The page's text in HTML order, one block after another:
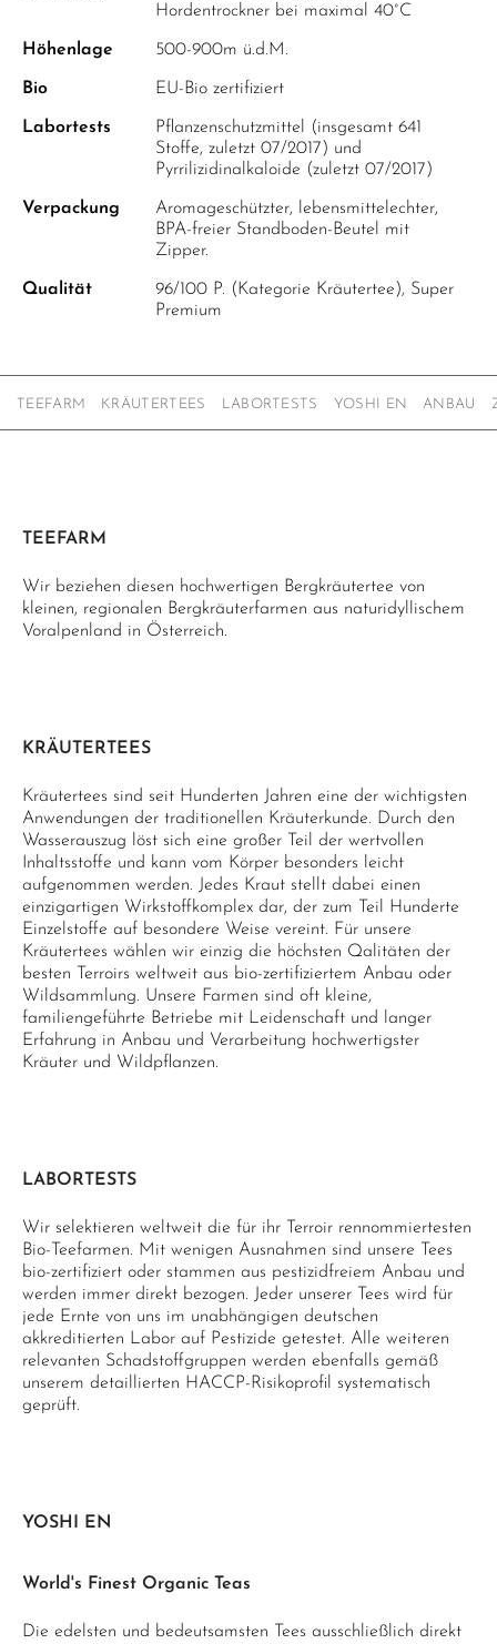
Hordentrockner bei maximal 40°C
Höhenlage 500-900m ü.d.M.
Bio EU-Bio zertifiziert
Labortests
Pflanzenschutzmittel (insgesamt 641
Stoffe, zuletzt 07/2017) und
Pyrrilizidinalkaloide (zuletzt 07/2017)
Verpackung
Aromageschützter, lebensmittelechter,
BPA-freier Standboden-Beutel mit
Zipper.
Qualität
96/100 P. (Kategorie Kräutertee), Super
Premium
TEEFARM KRÄUTERTEES LABORTESTS YOSHI EN ANBAU
TEEFARM
Wir beziehen diesen hochwertigen Bergkräutertee von
kleinen, regionalen Bergkräuterfarmen aus naturidyllischem
Voralpenland in Österreich.
KRÄUTERTEES
Kräutertees sind seit Hunderten Jahren eine der wichtigsten
Anwendungen der traditionellen Kräuterkunde. Durch den
Wasserauszug löst sich eine großer Teil der wertvollen
Inhaltsstoffe und kann vom Körper besonders leicht
aufgenommen werden. Jedes Kraut stellt dabei einen
einzigartigen Wirkstoffkomplex dar, der zum Teil Hunderte
Einzelstoffe auf besondere Weise vereint. Für unsere
Kräutertees wählen wir einzig die höchsten Qalitäten der
besten Terroirs weltweit aus bio-zertifiziertem Anbau oder
Wildsammlung. Unsere Farmen sind oft kleine,
familiengeführte Betriebe mit Leidenschaft und langer
Erfahrung in Anbau und Verarbeitung hochwertigster
Kräuter und Wildpflanzen.
LABORTESTS
Wir selektieren weltweit die für ihr Terroir rennommiertesten
Bio-Teefarmen. Mit wenigen Ausnahmen sind unsere Tees
bio-zertifiziert oder stammen aus pestizidfreiem Anbau und
werden immer direkt bezogen. Jeder unserer Tees wird für
jede Ernte von uns im unabhängigen deutschen
akkreditierten Labor auf Pestizide getestet. Alle weiteren
relevanten Schadstoffgruppen werden ebenfalls gemäß
unserem detaillierten HACCP-Risikoprofil systematisch
geprüft.
YOSHI EN
World's Finest Organic Teas
Die edelsten und bedeutsamsten Tees ausschließlich direkt